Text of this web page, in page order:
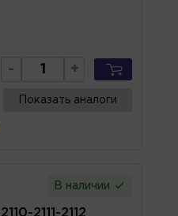
- +
Показать аналоги
В наличии
2111-2112